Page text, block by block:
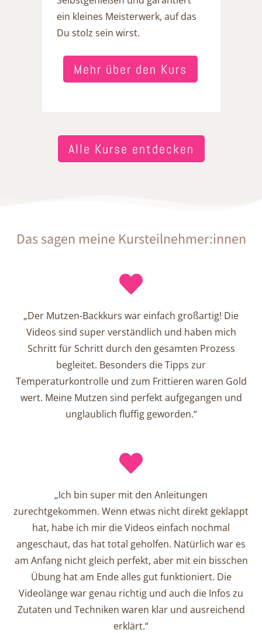
ein kleines Meisterwerk, auf das
Du stolz sein wirst.
Mehr über den Kurs
Alle Kurse entdecken
Das sagen meine Kursteilnehmer:innen
„Der Mutzen-Backkurs war einfach großartig! Die
Videos sind super verständlich und haben mich
Schritt für Schritt durch den gesamten Prozess
begleitet. Besonders die Tipps zur
Temperaturkontrolle und zum Frittieren waren Gold
wert. Meine Mutzen sind perfekt aufgegangen und
unglaublich fluffig geworden.“
„Ich bin super mit den Anleitungen
zurechtgekommen. Wenn etwas nicht direkt geklappt
hat, habe ich mir die Videos einfach nochmal
angeschaut, das hat total geholfen. Natürlich war es
am Anfang nicht gleich perfekt, aber mit ein bisschen
Übung hat am Ende alles gut funktioniert. Die
Videolänge war genau richtig und auch die Infos zu
Zutaten und Techniken waren klar und ausreichend
erklärt.“